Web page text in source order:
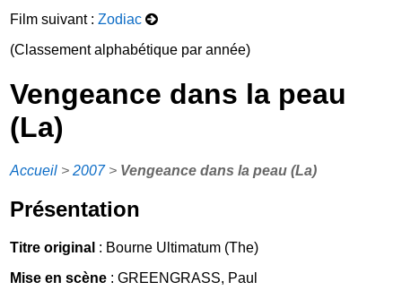
Film suivant :Zodiac
(Classement alphabétique par année)
Vengeance dans la peau
(La)
Accueil >2007> Vengeance dans la peau (La)
Présentation
Titre original : Bourne Ultimatum (The)
Mise en scène : GREENGRASS, Paul